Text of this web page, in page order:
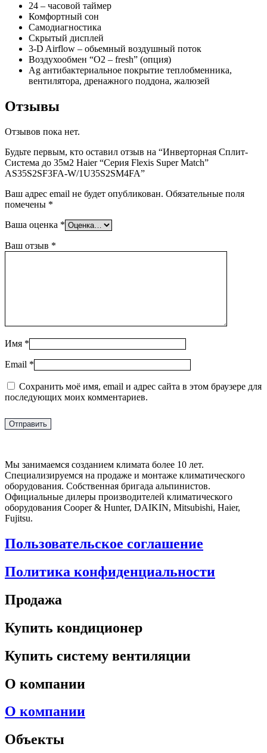
24 – часовой таймер
Комфортный сон
Самодиагностика
Скрытый дисплей
3-D Airflow – обьемный воздушный поток
Воздухообмен “О2 – fresh” (опция)
Ag антибактериальное покрытие теплобменника,
вентилятора, дренажного поддона, жалюзей
Отзывы
Отзывов пока нет.
Будьте первым, кто оставил отзыв на “Инверторная Сплит-
Система до 35м2 Haier “Серия Flexis Super Match”
AS35S2SF3FA-W/1U35S2SM4FA”
Ваш адрес email не будет опубликован. Обязательные поля
помечены *
Ваша оценка *
Ваш отзыв *
Имя *
Email *
Сохранить моё имя, email и адрес сайта в этом браузере для
последующих моих комментариев.
Мы занимаемся созданием климата более 10 лет.
Специализируемся на продаже и монтаже климатического
оборудования. Собственная бригада альпинистов.
Официальные дилеры производителей климатического
оборудования Cooper & Hunter, DAIKIN, Mitsubishi, Haier,
Fujitsu.
Пользовательское соглашение
Политика конфиденциальности
Продажа
Купить кондиционер
Купить систему вентиляции
О компании
О компании
Объекты